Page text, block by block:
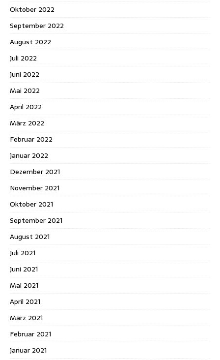
Oktober 2022
September 2022
August 2022
Juli 2022
Juni 2022
Mai 2022
April 2022
März 2022
Februar 2022
Januar 2022
Dezember 2021
November 2021
Oktober 2021
September 2021
August 2021
Juli 2021
Juni 2021
Mai 2021
April 2021
März 2021
Februar 2021
Januar 2021